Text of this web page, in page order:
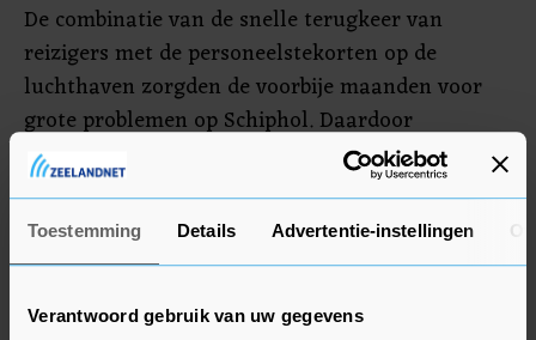
Toestemming Details Advertentie-instellingen
Verantwoord gebruik van uw gegevens
De combinatie van de snelle terugkeer van
reizigers met de personeelstekorten op de
luchthaven zorgden de voorbije maanden voor
grote problemen op Schiphol. Daardoor
ontstonden onder meer lange wachtrijen voor de
beveiligingscontrole. Schiphol stelde van juli tot
en met oktober een maximumaantal reizigers in.
Daarmee probeert de luchthaven de lange rijen